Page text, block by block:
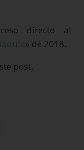
directo al
» de 2018.
post.